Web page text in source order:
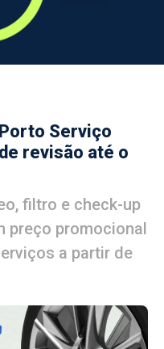
Serviço
revisão até o
filtro e check-up
preço promocional
a partir de